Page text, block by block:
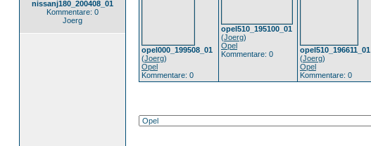
nissanj180_200408_01
Kommentare: 0
Joerg
opel000_199508_01
(Joerg)
Opel
Kommentare: 0
opel510_195100_01
(Joerg)
Opel
Kommentare: 0
opel510_196611_01
(Joerg)
Opel
Kommentare: 0